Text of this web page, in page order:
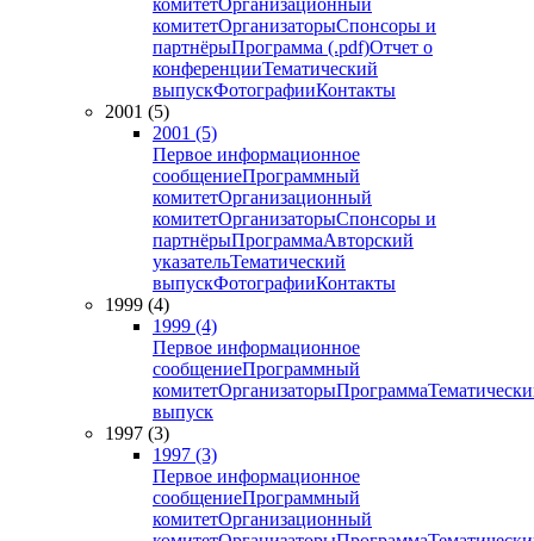
комитетОрганизационный
комитетОрганизаторыСпонсоры и
партнёрыПрограмма (.pdf)Отчет о
конференцииТематический
выпускФотографииКонтакты
2001 (5)
2001 (5)
Первое информационное
сообщениеПрограммный
комитетОрганизационный
комитетОрганизаторыСпонсоры и
партнёрыПрограммаАвторский
указательТематический
выпускФотографииКонтакты
1999 (4)
1999 (4)
Первое информационное
сообщениеПрограммный
комитетОрганизаторыПрограмма
выпуск
1997 (3)
1997 (3)
Первое информационное
сообщениеПрограммный
комитетОрганизационный